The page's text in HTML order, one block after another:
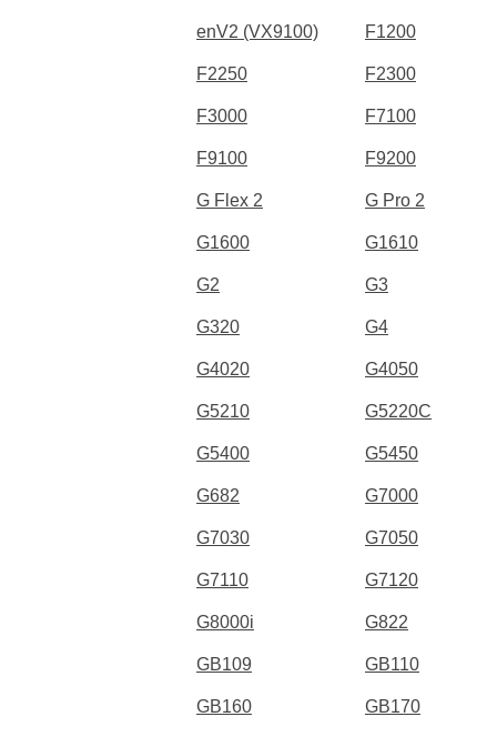
enV2 (VX9100) F1200
F2250 F2300
F3000 F7100
F9100 F9200
G Flex 2 G Pro 2
G1600 G1610
G2 G3
G320 G4
G4020 G4050
G5210 G5220C
G5400 G5450
G682 G7000
G7030 G7050
G7110 G7120
G8000i G822
GB109 GB110
GB160 GB170